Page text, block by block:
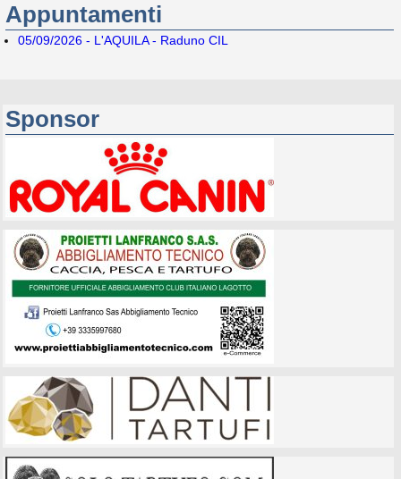
Appuntamenti
05/09/2026 - L'AQUILA - Raduno CIL
Sponsor